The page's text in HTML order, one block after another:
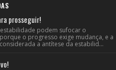
prosseguir!
podem sufocar o
o progresso exige mudança, e a
a antítese da estabilid...